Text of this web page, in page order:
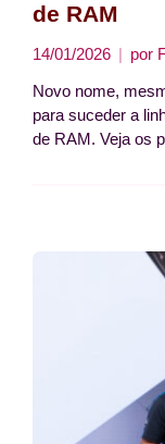
de RAM
14/01/2026 por
Novo nome,
para suceder a
de RAM. Veja os